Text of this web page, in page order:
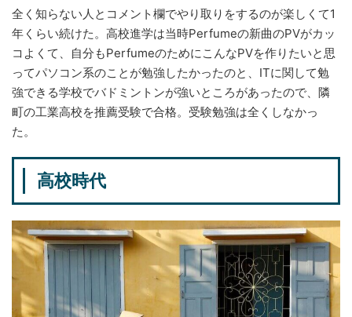
全く知らない人とコメント欄でやり取りをするのが楽しくて1
年くらい続けた。高校進学は当時Perfumeの新曲のPVがカッ
コよくて、自分もPerfumeのためにこんなPVを作りたいと思
ってパソコン系のことが勉強したかったのと、ITに関して勉
強できる学校でバドミントンが強いところがあったので、隣
町の工業高校を推薦受験で合格。受験勉強は全くしなかっ
た。
高校時代